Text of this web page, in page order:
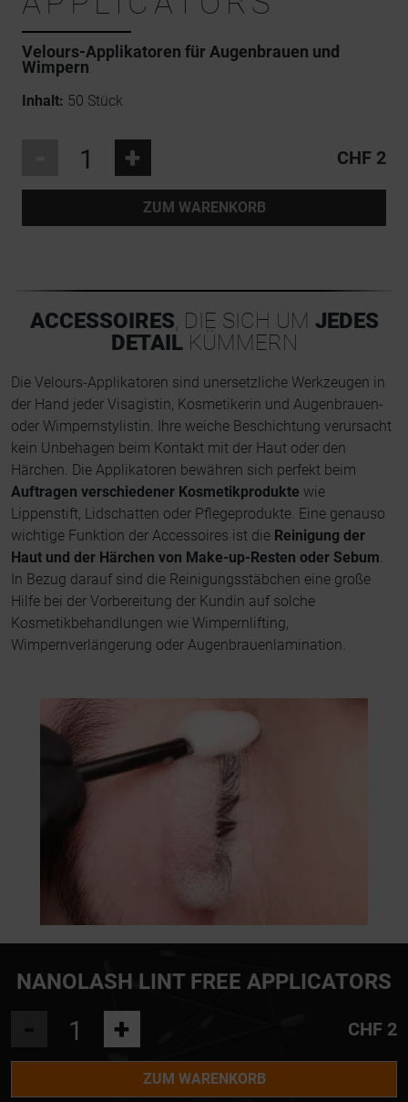
Velours-Applikatoren für Augenbrauen und
Wimpern
Inhalt: 50 Stück
+ CHF 2
ZUM WARENKORB
ACCESSOIRES, DIE SICH UM JEDES
DETAILKÜMMERN
Die Velours-Applikatoren sind unersetzliche Werkzeugen in
der Hand jeder Visagistin, Kosmetikerin und Augenbrauen-
oder Wimpernstylistin. Ihre weiche Beschichtung verursacht
kein Unbehagen beim Kontakt mit der Haut oder den
Härchen. Die Applikatoren bewähren sich perfekt beim
Auftragen verschiedener Kosmetikprodukte wie
Lippenstift, Lidschatten oder Pflegeprodukte. Eine genauso
wichtige Funktion der Accessoires ist die Reinigung der
Haut und der Härchen von Make-up-Resten oder Sebum.
In Bezug darauf sind die Reinigungsstäbchen eine große
Hilfe bei der Vorbereitung der Kundin auf solche
Kosmetikbehandlungen wie Wimpernlifting,
Wimpernverlängerung oder Augenbrauenlamination.
NANOLASH LINT FREE APPLICATORS
+ CHF 2
ZUM WARENKORB